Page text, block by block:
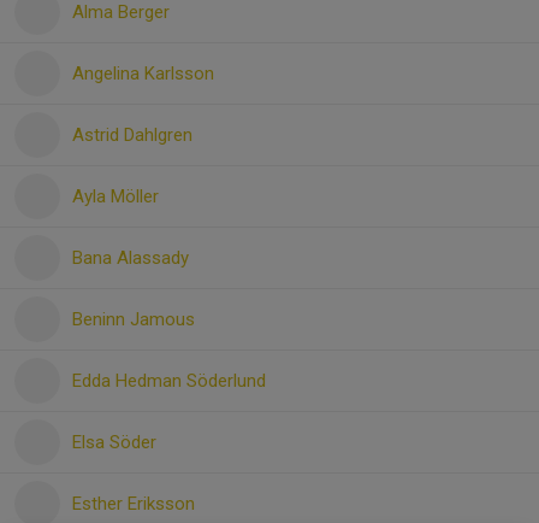
Alma Berger
Angelina Karlsson
Astrid Dahlgren
Ayla Möller
Bana Alassady
Beninn Jamous
Edda Hedman Söderlund
Elsa Söder
Esther Eriksson